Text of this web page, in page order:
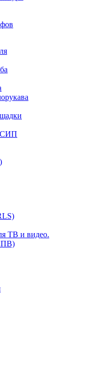
СИП
ТВ и видео.